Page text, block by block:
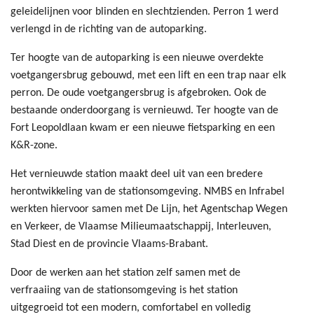
geleidelijnen voor blinden en slechtzienden. Perron 1 werd
verlengd in de richting van de autoparking.
Ter hoogte van de autoparking is een nieuwe overdekte
voetgangersbrug gebouwd, met een lift en een trap naar elk
perron. De oude voetgangersbrug is afgebroken. Ook de
bestaande onderdoorgang is vernieuwd. Ter hoogte van de
Fort Leopoldlaan kwam er een nieuwe fietsparking en een
K&R-zone.
Het vernieuwde station maakt deel uit van een bredere
herontwikkeling van de stationsomgeving. NMBS en Infrabel
werkten hiervoor samen met De Lijn, het Agentschap Wegen
en Verkeer, de Vlaamse Milieumaatschappij, Interleuven,
Stad Diest en de provincie Vlaams-Brabant.
Door de werken aan het station zelf samen met de
verfraaiing van de stationsomgeving is het station
uitgegroeid tot een modern, comfortabel en volledig